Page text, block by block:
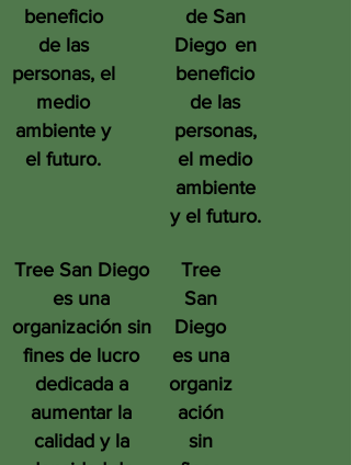
beneficio
de las
personas, el
medio
ambiente y
el futuro.
Tree San Diego
es una
organización sin
fines de lucro
dedicada a
aumentar la
calidad y la
de San
Diego en
beneficio
de las
personas,
el medio
ambiente
y el futuro.
Tree
San
Diego
es una
organiz
ación
sin